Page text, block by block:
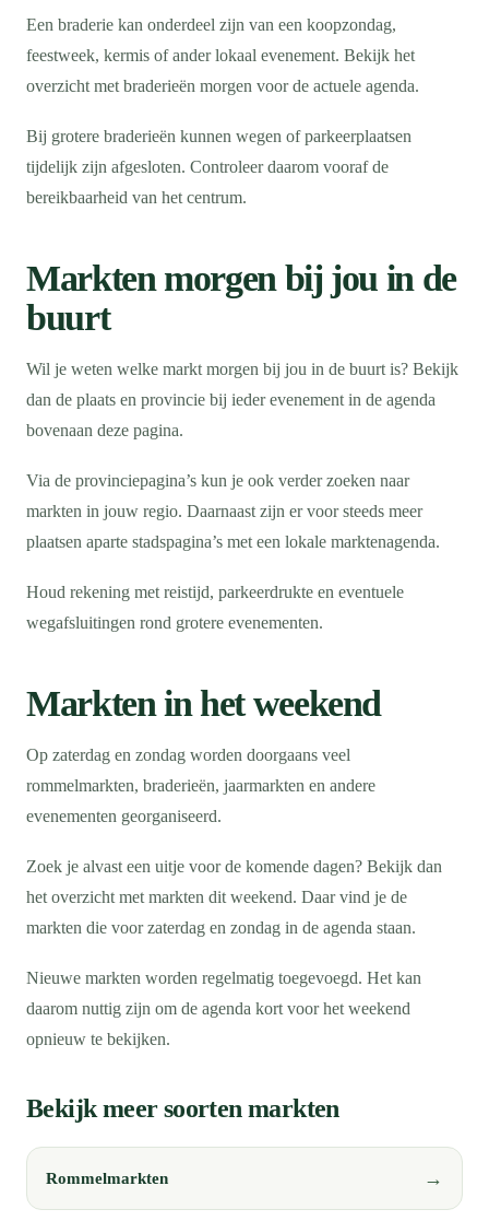
Een braderie kan onderdeel zijn van een koopzondag,
feestweek, kermis of ander lokaal evenement. Bekijk het
overzicht met braderieën morgen voor de actuele agenda.
Bij grotere braderieën kunnen wegen of parkeerplaatsen
tijdelijk zijn afgesloten. Controleer daarom vooraf de
bereikbaarheid van het centrum.
Markten morgen bij jou in de
buurt
Wil je weten welke markt morgen bij jou in de buurt is? Bekijk
dan de plaats en provincie bij ieder evenement in de agenda
bovenaan deze pagina.
Via de provinciepagina’s kun je ook verder zoeken naar
markten in jouw regio. Daarnaast zijn er voor steeds meer
plaatsen aparte stadspagina’s met een lokale marktenagenda.
Houd rekening met reistijd, parkeerdrukte en eventuele
wegafsluitingen rond grotere evenementen.
Markten in het weekend
Op zaterdag en zondag worden doorgaans veel
rommelmarkten, braderieën, jaarmarkten en andere
evenementen georganiseerd.
Zoek je alvast een uitje voor de komende dagen? Bekijk dan
het overzicht met markten dit weekend. Daar vind je de
markten die voor zaterdag en zondag in de agenda staan.
Nieuwe markten worden regelmatig toegevoegd. Het kan
daarom nuttig zijn om de agenda kort voor het weekend
opnieuw te bekijken.
Bekijk meer soorten markten
Rommelmarkten